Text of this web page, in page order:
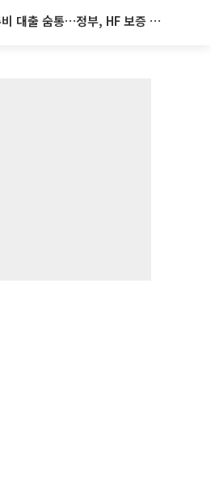
재건축·재개발 이주비 대출 숨통…정부, HF 보증 신설 추진